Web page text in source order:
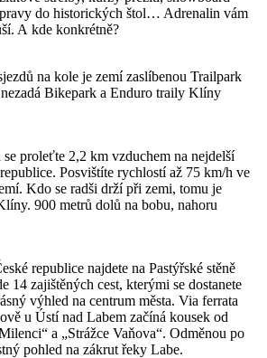
do historických štol… Adrenalin vám
A kde konkrétně?
na kole je zemí zaslíbenou Trailpark
Bikepark a Enduro traily Klíny
proleťte 2,2 km vzduchem na nejdelší
Posvištíte rychlostí až 75 km/h ve
Kdo se radši drží při zemi, tomu je
900 metrů dolů na bobu, nahoru
republice najdete na Pastýřské stěně
14 zajištěných cest, kterými se dostanete
výhled na centrum města. Via ferrata
u Ústí nad Labem začíná kousek od
a „Strážce Vaňova“. Odměnou po
pohled na zákrut řeky Labe.